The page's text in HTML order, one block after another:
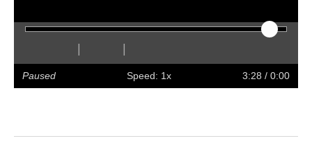
Hide
captions
|
Faster
Slower
|
full
screen
0:00
/ 3:28
Speed: 1x
Paused